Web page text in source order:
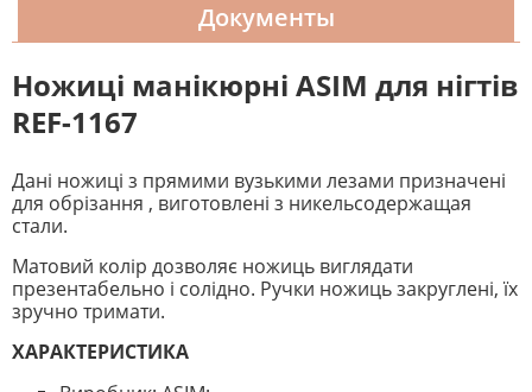
Документы
Ножиці манікюрні ASIM для нігтів
REF-1167
Дані ножиці з прямими вузькими лезами призначені
для обрізання , виготовлені з никельсодержащая
стали.
Матовий колір дозволяє ножиць виглядати
презентабельно і солідно. Ручки ножиць закруглені, їх
зручно тримати.
ХАРАКТЕРИСТИКА